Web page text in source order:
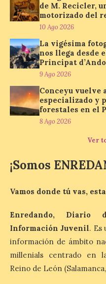
Inaugurada en
muestra
monástica
10 Ago 2026
Recupera
los
espacios
iniciativa
vinculados al Camino
exposición itinerante de
El delegado del
participa en la
Agroalimentaria
Espino, una cita
en valor los
gastronomía y la
del Bierzo
de M. Recicler,
motorizado del
10 Ago 2026
La vigésima
nos llega desde
Principat
9 Ago 2026
Conceyu
especializado y
forestales en el
8 Ago 2026
Ver
¡Somos
Vamos donde tú vas,
Enredando, Diario
Información Juvenil. Es
información de ámbito
millenials centrado en
Reino de León